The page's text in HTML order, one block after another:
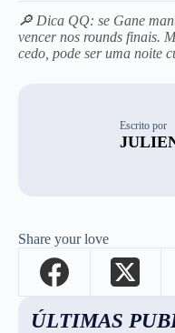
🔎 Dica QQ: se Gane
vencer nos rounds finais.
cedo, pode ser uma noite
Escrito por
Share your love
ÚLTIMAS